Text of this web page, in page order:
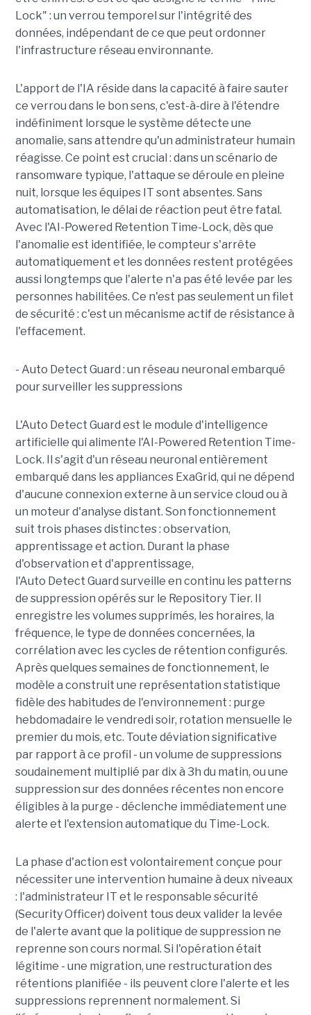
Lock" : un verrou temporel sur l'intégrité des
données, indépendant de ce que peut ordonner
l'infrastructure réseau environnante.
L'apport de l'IA réside dans la capacité à faire sauter
ce verrou dans le bon sens, c'est-à-dire à l'étendre
indéfiniment lorsque le système détecte une
anomalie, sans attendre qu'un administrateur humain
réagisse. Ce point est crucial : dans un scénario de
ransomware typique, l'attaque se déroule en pleine
nuit, lorsque les équipes IT sont absentes. Sans
automatisation, le délai de réaction peut être fatal.
Avec l'AI-Powered Retention Time-Lock, dès que
l'anomalie est identifiée, le compteur s'arrête
automatiquement et les données restent protégées
aussi longtemps que l'alerte n'a pas été levée par les
personnes habilitées. Ce n'est pas seulement un filet
de sécurité : c'est un mécanisme actif de résistance à
l'effacement.
- Auto Detect Guard : un réseau neuronal embarqué
pour surveiller les suppressions
L'Auto Detect Guard est le module d'intelligence
artificielle qui alimente l'AI-Powered Retention Time-
Lock. Il s'agit d'un réseau neuronal entièrement
embarqué dans les appliances ExaGrid, qui ne dépend
d'aucune connexion externe à un service cloud ou à
un moteur d'analyse distant. Son fonctionnement
suit trois phases distinctes : observation,
apprentissage et action. Durant la phase
d'observation et d'apprentissage,
l'Auto Detect Guard surveille en continu les patterns
de suppression opérés sur le Repository Tier. Il
enregistre les volumes supprimés, les horaires, la
fréquence, le type de données concernées, la
corrélation avec les cycles de rétention configurés.
Après quelques semaines de fonctionnement, le
modèle a construit une représentation statistique
fidèle des habitudes de l'environnement : purge
hebdomadaire le vendredi soir, rotation mensuelle le
premier du mois, etc. Toute déviation significative
par rapport à ce profil - un volume de suppressions
soudainement multiplié par dix à 3h du matin, ou une
suppression sur des données récentes non encore
éligibles à la purge - déclenche immédiatement une
alerte et l'extension automatique du Time-Lock.
La phase d'action est volontairement conçue pour
nécessiter une intervention humaine à deux niveaux
: l'administrateur IT et le responsable sécurité
(Security Officer) doivent tous deux valider la levée
de l'alerte avant que la politique de suppression ne
reprenne son cours normal. Si l'opération était
légitime - une migration, une restructuration des
rétentions planifiée - ils peuvent clore l'alerte et les
suppressions reprennent normalement. Si